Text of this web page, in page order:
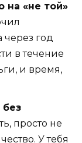
на «не той»
через год
в течение
и время,
без
просто не
У тебя